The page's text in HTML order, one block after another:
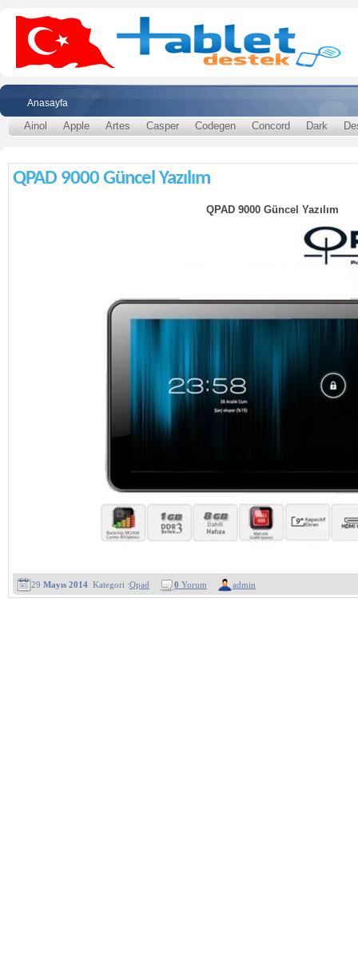
Anasayfa
Ainol Apple Artes Casper Codegen Concord Dark
QPAD 9000 Güncel Yazılım
QPAD 9000 Güncel Yazılım
29 Mayıs 2014 Kategori :Qpad 0 Yorum admin